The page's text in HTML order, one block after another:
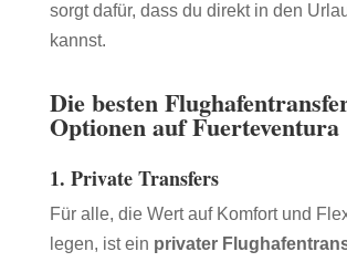
sorgt dafür, dass du direkt in den
kannst.
Die besten
Optionen auf Fuerteventura
1. Private Transfers
Für alle, die Wert auf Komfort und
legen, ist ein privater